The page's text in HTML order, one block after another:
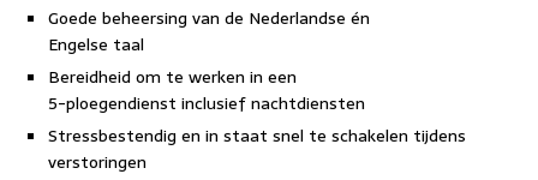
Goede beheersing van de Nederlandse én
Engelse taal
Bereidheid om te werken in een
5-ploegendienst inclusief nachtdiensten
Stressbestendig en in staat snel te schakelen tijdens
verstoringen